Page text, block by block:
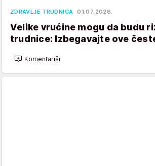
ZDRAVLJE TRUDNICA 01.07.2026.
Velike vrućine mogu da budu
trudnice: Izbegavajte ove
Komentariši